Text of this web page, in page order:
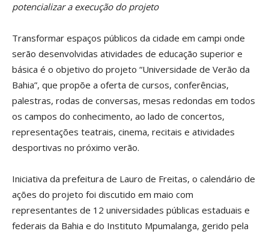
potencializar a execução do projeto
Transformar espaços públicos da cidade em campi onde
serão desenvolvidas atividades de educação superior e
básica é o objetivo do projeto “Universidade de Verão da
Bahia”, que propõe a oferta de cursos, conferências,
palestras, rodas de conversas, mesas redondas em todos
os campos do conhecimento, ao lado de concertos,
representações teatrais, cinema, recitais e atividades
desportivas no próximo verão.
Iniciativa da prefeitura de Lauro de Freitas, o calendário de
ações do projeto foi discutido em maio com
representantes de 12 universidades públicas estaduais e
federais da Bahia e do Instituto Mpumalanga, gerido pela